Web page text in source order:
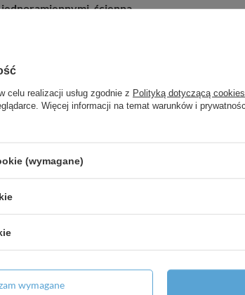
ścienna,
odpływowym z cięgłem,
120, kwadratowy, podtynkowy,
umywalkę 980/470-550,
i wylewką 220 mm, ścienna,
celu realizacji usług zgodnie z Polityką dotyczącą cookies
Więcej informacji na temat warunków i
(wymagane)
wymagane